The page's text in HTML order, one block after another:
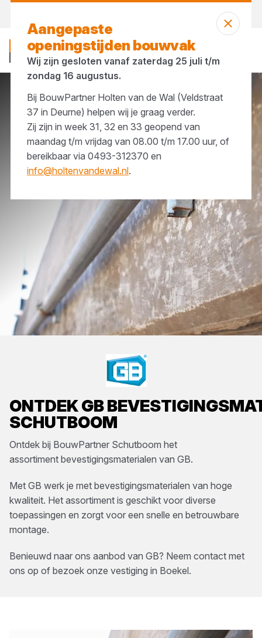
ONTDEKGB
SCHUTBOOM
Ontdek bij BouwPartner Schutboom het
assortiment bevestigingsmaterialen van GB.
Met GB werk je met bevestigingsmaterialen van hoge
kwaliteit. Het assortiment is geschikt voor diverse
toepassingen en zorgt voor een snelle en betrouwbare
montage.
Benieuwd naar ons aanbod van GB? Neem contact met
ons op of bezoek onze vestiging in Boekel.
Merken GB
Aangepaste
openingstijden bouwvak
Wij zijn gesloten vanaf zaterdag 25 juli t/m
zondag 16 augustus.
Bij BouwPartner Holten van de Wal (Veldstraat
37 in Deurne) helpen wij je graag verder.
Zij zijn in week 31, 32 en 33 geopend van
maandag t/m vrijdag van 08.00 t/m 17.00 uur, of
bereikbaar via 0493-312370 en
info@holtenvandewal.nl.